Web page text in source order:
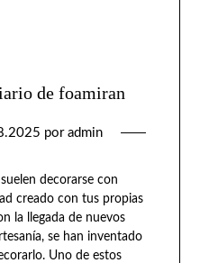
de foamiran
por admin
decorarse con
creado con tus propias
la llegada de nuevos
se han inventado
Uno de estos